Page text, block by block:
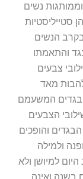
נשים
סטייליסטיות
הנשים
והתאמתו
צבעים
מאד
הבגדים המשעמם
הצבעים
והופכים
ולמילה
למיושן ולא
בשנה ואינה